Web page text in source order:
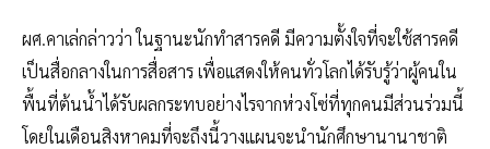
ผศ.คาเล่กล่าวว่า ในฐานะนักทำสารคดี มีความตั้งใจที่จะใช้สารคดี
เป็นสื่อกลางในการสื่อสาร เพื่อแสดงให้คนทั่วโลกได้รับรู้ว่าผู้คนใน
พื้นที่ต้นน้ำได้รับผลกระทบอย่างไรจากห่วงโซ่ที่ทุกคนมีส่วนร่วมนี้
โดยในเดือนสิงหาคมที่จะถึงนี้วางแผนจะนำนักศึกษานานาชาติ